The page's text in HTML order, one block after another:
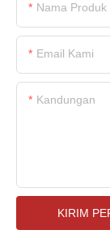
Nama Produk
Email Kami
Kandungan
KIRIM